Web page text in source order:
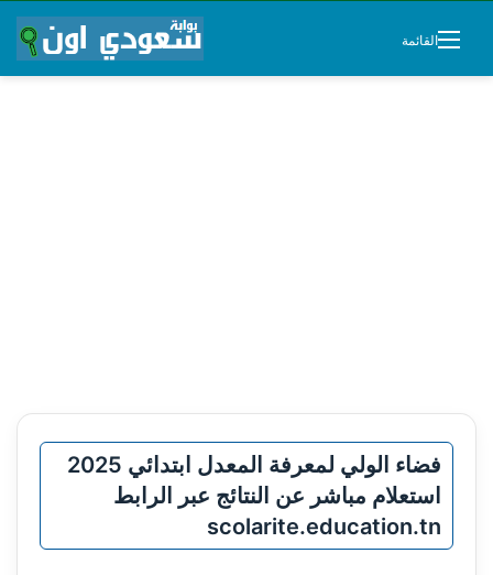
القائمة
فضاء الولي لمعرفة المعدل ابتدائي 2025
استعلام مباشر عن النتائج عبر الرابط
scolarite.education.tn